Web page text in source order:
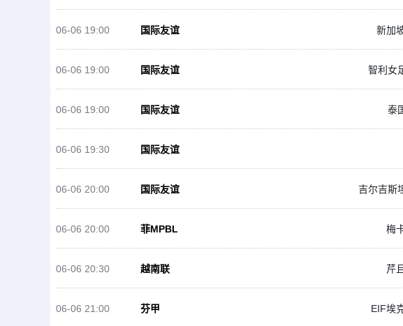
06-06 19:00 国际友谊 新加
06-06 19:00 国际友谊 智利女
06-06 19:00 国际友谊 泰
06-06 19:30 国际友谊
06-06 20:00 国际友谊 吉尔吉斯
06-06 20:00 菲MPBL 梅
06-06 20:30 越南联 芹
06-06 21:00 芬甲 EIF埃